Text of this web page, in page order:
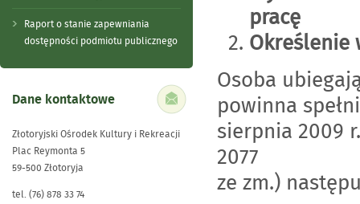
Raport o stanie zapewniania
dostępności podmiotu publicznego
Dane kontaktowe
Złotoryjski Ośrodek Kultury i Rekreacji
Plac Reymonta 5
59-500 Złotoryja
tel. (76) 878 33 74
pracę
Określenie
Osoba
powinna
sierpnia 2009
2077
ze zm.)